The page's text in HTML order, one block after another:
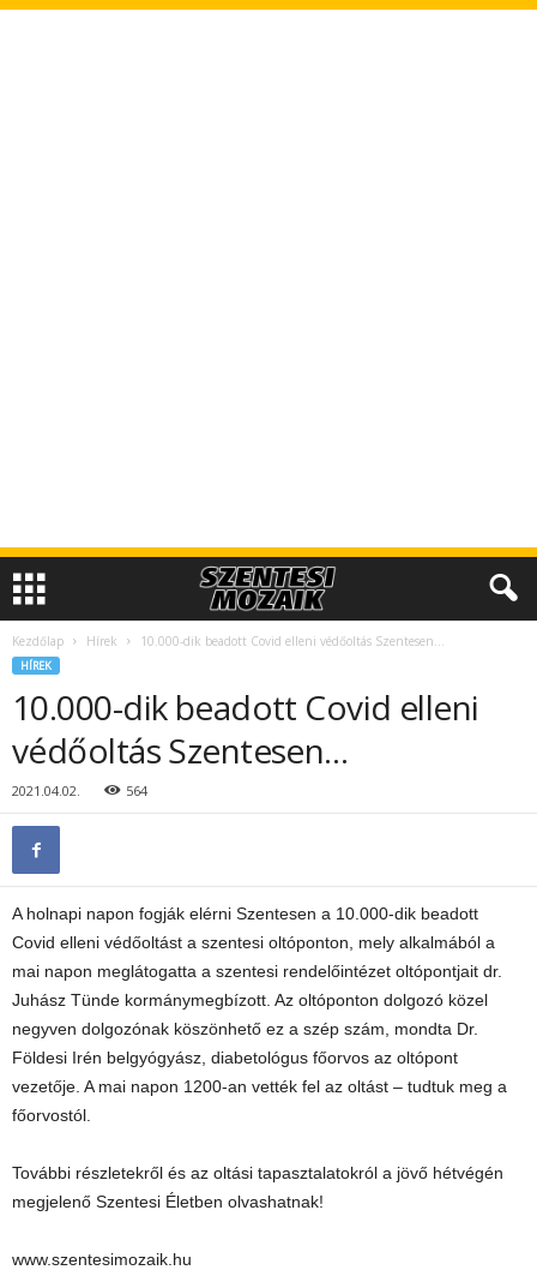
Kezdőlap Hírek 10.000-dik beadott Covid elleni védőoltás Szentesen…
HÍREK
10.000-dik beadott Covid elleni
védőoltás Szentesen…
2021.04.02. 564
A holnapi napon fogják elérni Szentesen a 10.000-dik beadott
Covid elleni védőoltást a szentesi oltóponton, mely alkalmából a
mai napon meglátogatta a szentesi rendelőintézet oltópontjait dr.
Juhász Tünde kormánymegbízott. Az oltóponton dolgozó közel
negyven dolgozónak köszönhető ez a szép szám, mondta Dr.
Földesi Irén belgyógyász, diabetológus főorvos az oltópont
vezetője. A mai napon 1200-an vették fel az oltást – tudtuk meg a
főorvostól.
További részletekről és az oltási tapasztalatokról a jövő hétvégén
megjelenő Szentesi Életben olvashatnak!
www.szentesimozaik.hu